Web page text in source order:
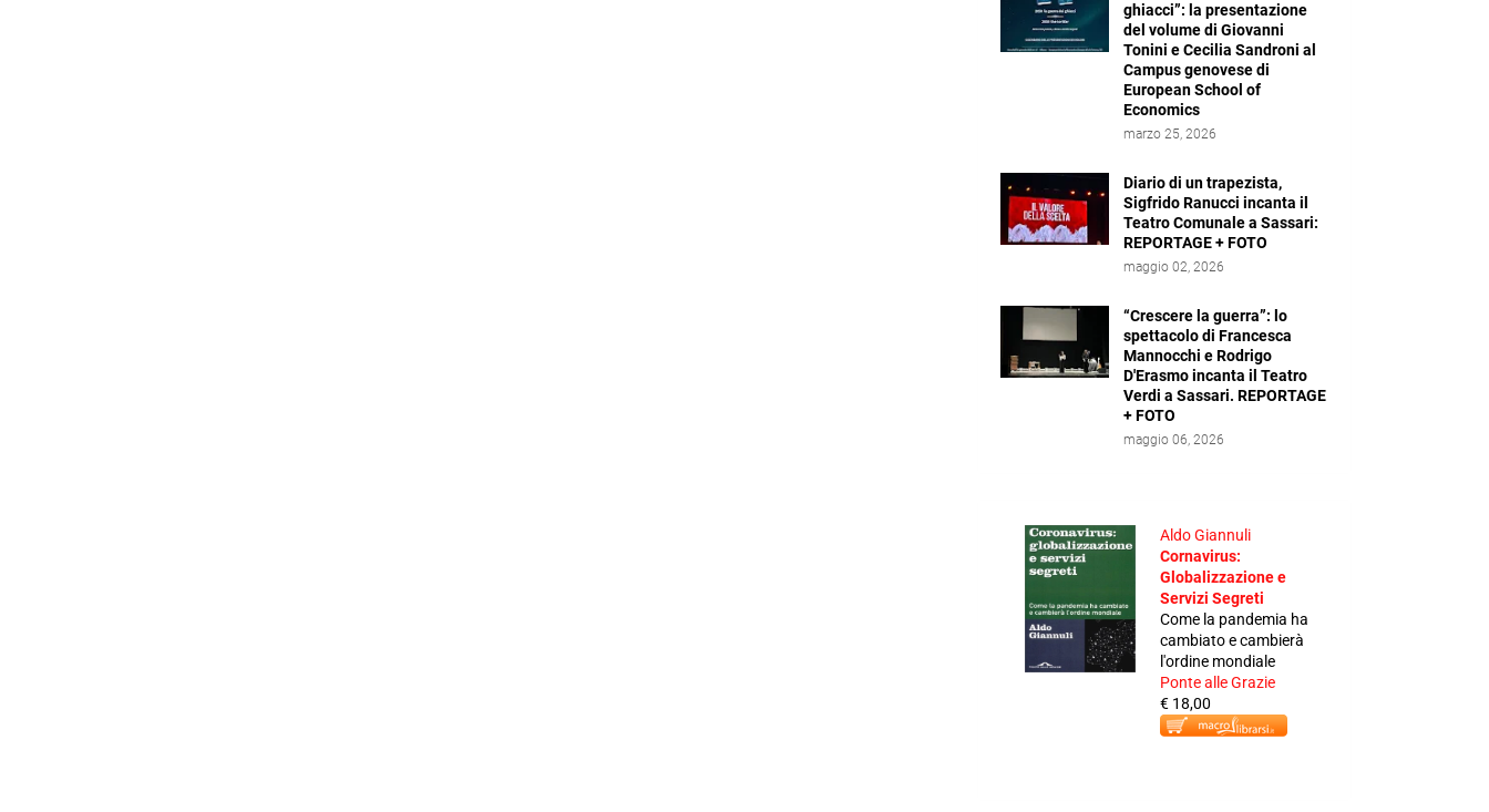
ghiacci”: la presentazione
del volume di Giovanni
Tonini e Cecilia Sandroni al
Campus genovese di
European School of
Economics
marzo 25, 2026
Diario di un trapezista,
Sigfrido Ranucci incanta il
Teatro Comunale a Sassari:
REPORTAGE + FOTO
maggio 02, 2026
“Crescere la guerra”: lo
spettacolo di Francesca
Mannocchi e Rodrigo
D'Erasmo incanta il Teatro
Verdi a Sassari. REPORTAGE
+ FOTO
maggio 06, 2026
Aldo Giannuli
Cornavirus:
Globalizzazione e
Servizi Segreti
Come la pandemia ha
cambiato e cambierà
l'ordine mondiale
Ponte alle Grazie
€ 18,00